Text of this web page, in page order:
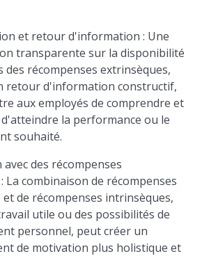
et retour d'information : Une
transparente sur la disponibilité
des récompenses extrinsèques,
retour d'information constructif,
aux employés de comprendre et
la performance ou le
souhaité.
des récompenses
La combinaison de récompenses
de récompenses intrinsèques,
utile ou des possibilités de
personnel, peut créer un
de motivation plus holistique et